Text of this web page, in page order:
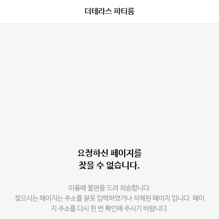
더테라스 파티룸
요청하신 페이지를
찾을 수 없습니다.
이용에 불편을 드려 죄송합니다.
찾으시는 페이지는 주소를 잘못 입력하였거나 삭제된 페이지 입니다. 페이
지 주소를 다시 한 번 확인해 주시기 바랍니다.